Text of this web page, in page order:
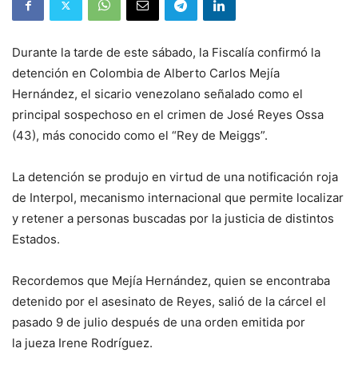
Durante la tarde de este sábado, la Fiscalía confirmó la
detención en Colombia de Alberto Carlos Mejía
Hernández, el sicario venezolano señalado como el
principal sospechoso en el crimen de José Reyes Ossa
(43), más conocido como el “Rey de Meiggs”.
La detención se produjo en virtud de una notificación roja
de Interpol, mecanismo internacional que permite localizar
y retener a personas buscadas por la justicia de distintos
Estados.
Recordemos que Mejía Hernández, quien se encontraba
detenido por el asesinato de Reyes, salió de la cárcel el
pasado 9 de julio después de una orden emitida por
la jueza Irene Rodríguez.